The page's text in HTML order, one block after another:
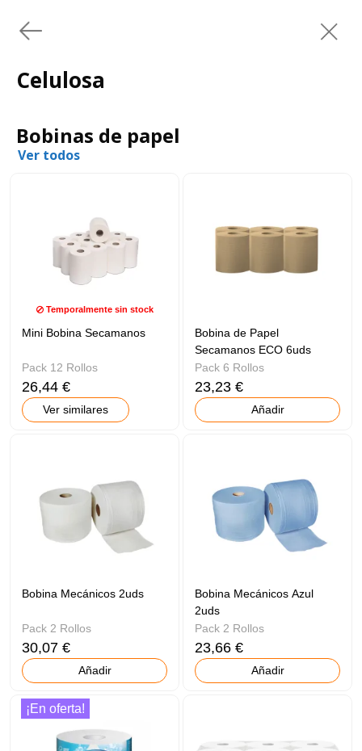
Celulosa
Bobinas de papel
Ver todos
Temporalmente sin stock
Mini Bobina Secamanos
Pack 12 Rollos
26,44 €
Ver similares
Bobina de Papel
Secamanos ECO 6uds
Pack 6 Rollos
23,23 €
Añadir
Bobina Mecánicos 2uds
Pack 2 Rollos
30,07 €
Añadir
Bobina Mecánicos Azul
2uds
Pack 2 Rollos
23,66 €
Añadir
¡En oferta!